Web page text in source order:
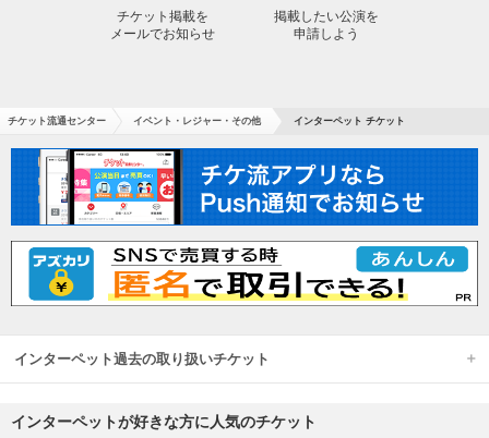
チケット掲載を
メールでお知らせ
掲載したい公演を
申請しよう
チケット流通センター イベント・レジャー・その他 インターペット チケット
インターペット過去の取り扱いチケット
インターペットが好きな方に人気のチケット